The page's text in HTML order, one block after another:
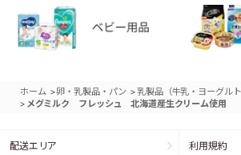
ホーム >卵・乳製品・パン >乳製品（牛乳・ヨーグルト
> メグミルク フレッシュ 北海道産生クリーム使用
配送エリア 利用規約